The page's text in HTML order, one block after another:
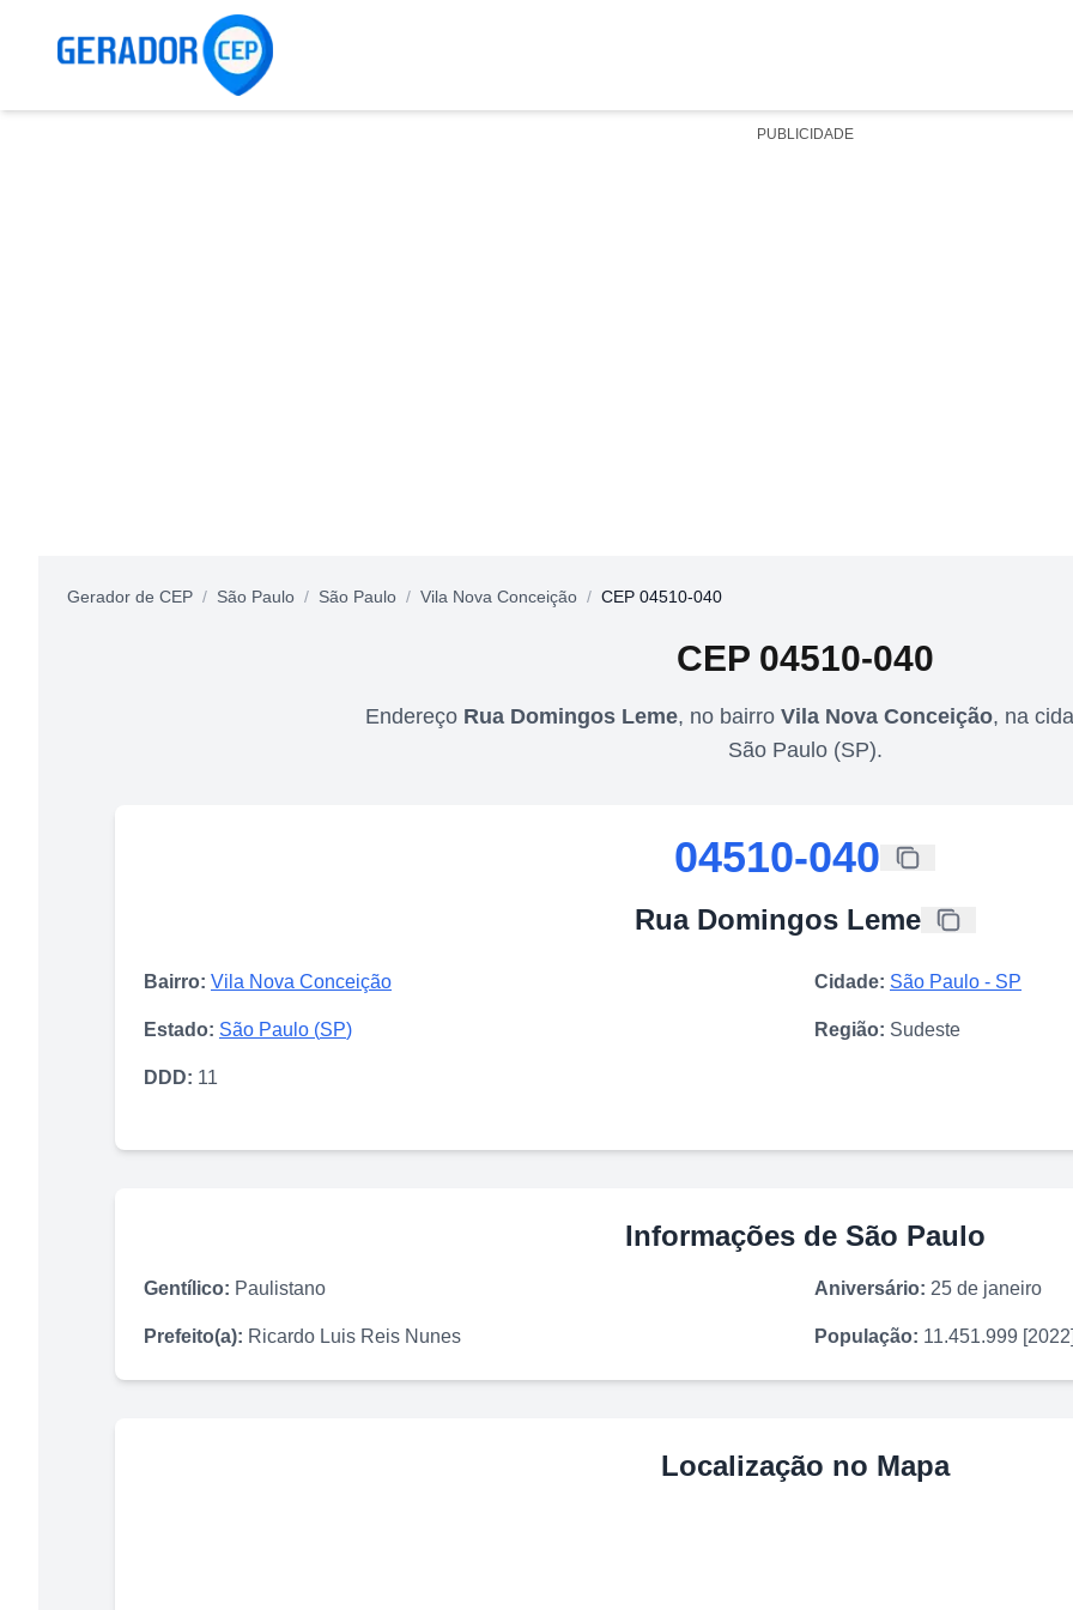
PUBLICIDADE
Gerador de CEP / São Paulo / São Paulo / Vila Nova Conceição / CEP 04510-040
CEP 04510-040
Endereço Rua Domingos Leme, no bairro Vila Nova Conceição, na
São Paulo(SP).
04510-040
Rua Domingos Leme
Bairro: Vila Nova Conceição Cidade: São Paulo - SP
Estado: São Paulo (SP) Região: Sudeste
DDD: 11
Informações de São Paulo
Gentílico: Paulistano Aniversário: 25 de janeiro
Prefeito(a): Ricardo Luis Reis Nunes População: 11.451.999
Localização no Mapa